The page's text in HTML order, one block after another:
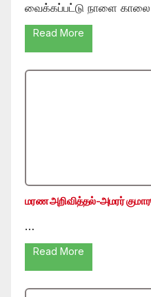
வைக்கப்பட்டு நாளை
Read More
மரண அறிவித்தல்-அமரர்
…
Read More